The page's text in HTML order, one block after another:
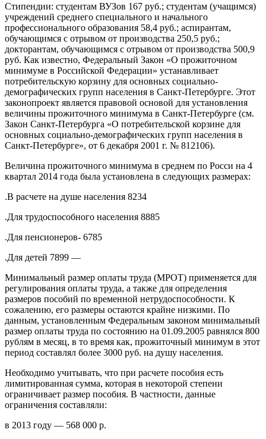
Стипендии: студентам ВУЗов 167 руб.; студентам (учащимся)
учреждений среднего специального и начального
профессионального образования 58,4 руб.; аспирантам,
обучающимся с отрывом от производства 250,5 руб.;
докторантам, обучающимся с отрывом от производства 500,9
руб. Как известно, Федеральный Закон «О прожиточном
минимуме в Российской Федерации» устанавливает
потребительскую корзину для основных социально-
демографических групп населения в Санкт-Петербурге. Этот
законопроект является правовой основой для установления
величины прожиточного минимума в Санкт-Петербурге (см.
Закон Санкт-Петербурга «О потребительской корзине для
основных социально-демографических групп населения в
Санкт-Петербурге», от 6 декабря 2001 г. № 812106).
Величина прожиточного минимума в среднем по Росси на 4
квартал 2014 года была установлена в следующих размерах:
.В расчете на душе населения 8234
.Для трудоспособного населения 8885
.Для пенсионеров- 6785
.Для детей 7899 —
Минимальный размер оплаты труда (МРОТ) применяется для
регулирования оплаты труда, а также для определения
размеров пособий по временной нетрудоспособности. К
сожалению, его размеры остаются крайне низкими. По
данным, установленным Федеральным законом минимальный
размер оплаты труда по состоянию на 01.09.2005 равнялся 800
рублям в месяц, в то время как, прожиточный минимум в этот
период составлял более 3000 руб. на душу населения.
Необходимо учитывать, что при расчете пособия есть
лимитированная сумма, которая в некоторой степени
ограничивает размер пособия. В частности, данные
ограничения составляли:
в 2013 году — 568 000 р.